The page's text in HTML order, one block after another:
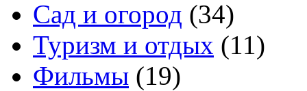
Сад и огород (34)
Туризм и отдых (11)
Фильмы (19)